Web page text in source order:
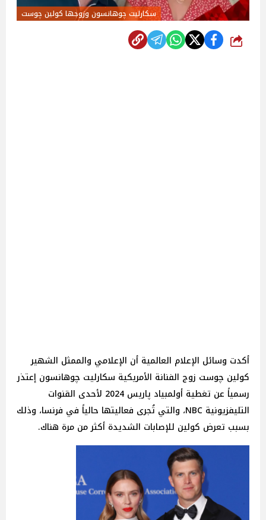
سكارليت چوهانسون وزوجها كولين چوست
شارك
أكدت وسائل الإعلام العالمية أن الإعلامي والممثل الشهير
كولين چوست زوج الفنانة الأمريكية سكارليت چوهانسون إعتذر
رسمياً عن تغطية أولمبياد پاريس 2024 لأحدى القنوات
التليفزيونية NBC، والتي تُجرى فعاليتها حالياً في فرنسا، وذلك
بسبب تعرض كولين للإصابات الشديدة أكثر من مرة هناك.